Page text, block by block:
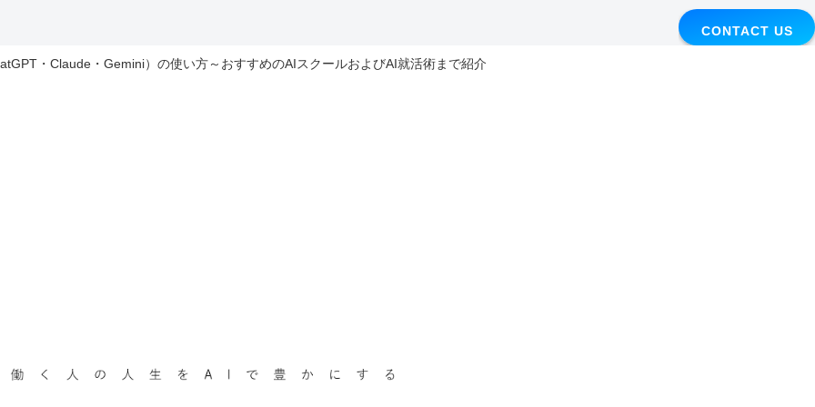
CONTACT US
・Claude・Gemini）の使い方～おすすめのAIスクールおよびAI就活術まで紹介